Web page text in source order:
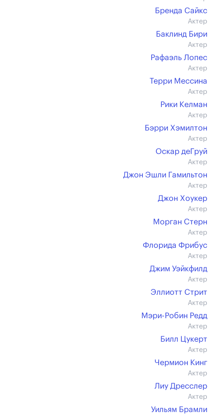
Бренда Сайкс
Актер
Баклинд Бири
Актер
Рафаэль Лопес
Актер
Терри Мессина
Актер
Рики Келман
Актер
Бэрри Хэмилтон
Актер
Оскар деГруй
Актер
Джон Эшли Гамильтон
Актер
Джон Хоукер
Актер
Морган Стерн
Актер
Флорида Фрибус
Актер
Джим Уэйкфилд
Актер
Эллиотт Стрит
Актер
Мэри-Робин Редд
Актер
Билл Цукерт
Актер
Чермион Кинг
Актер
Лиу Дресслер
Актер
Уильям Брамли